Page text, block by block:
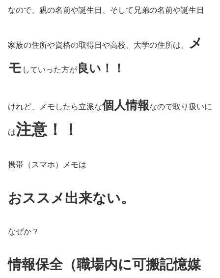
なので、親の名前や誕生日、そして兄弟の名前や誕生日
家族の住所や資格の取得日や高校、大学の住所は、
メ
モ していった方が 良い！！
けれど、メモしたら立派な個人情報なので取り扱いに
は注意！！
携帯（スマホ）メモは
おススメ出来ない。
なぜか？
情報保全（職場内に可搬記憶媒